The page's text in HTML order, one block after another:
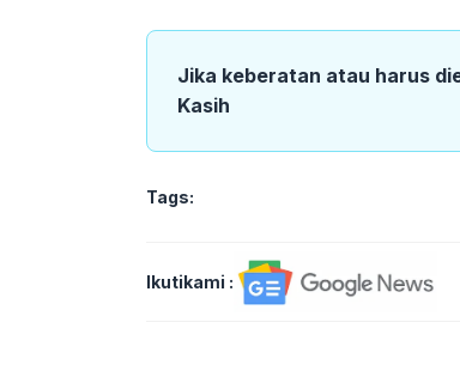
Jika keberatan atau harus
Kasih
Tags:
Ikutikami :